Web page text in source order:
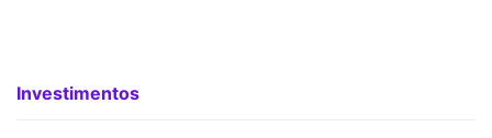
Investimentos